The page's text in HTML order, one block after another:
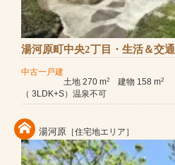
湯河原町中央2丁目・生活＆交
中古一戸建
土地 270 m2 建物 158 m2
（ 3LDK+S）温泉不可
湯河原 ［住宅地エリア］